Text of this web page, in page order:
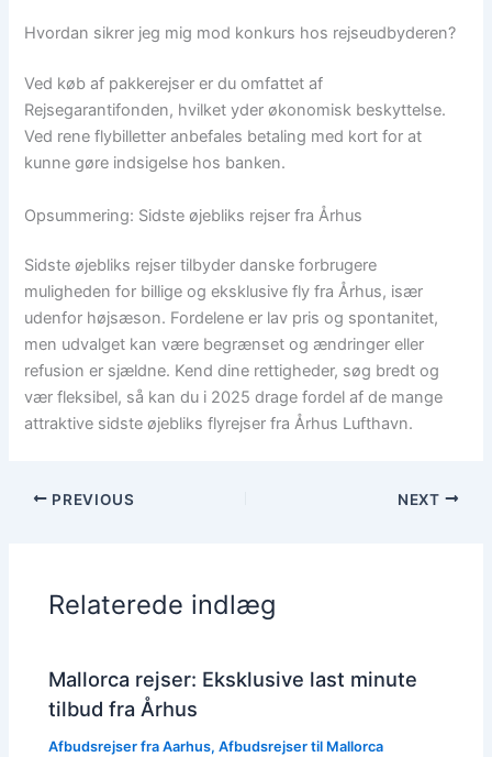
Hvordan sikrer jeg mig mod konkurs hos rejseudbyderen?
Ved køb af pakkerejser er du omfattet af
Rejsegarantifonden, hvilket yder økonomisk beskyttelse.
Ved rene flybilletter anbefales betaling med kort for at
kunne gøre indsigelse hos banken.
Opsummering: Sidste øjebliks rejser fra Århus
Sidste øjebliks rejser tilbyder danske forbrugere
muligheden for billige og eksklusive fly fra Århus, især
udenfor højsæson. Fordelene er lav pris og spontanitet,
men udvalget kan være begrænset og ændringer eller
refusion er sjældne. Kend dine rettigheder, søg bredt og
vær fleksibel, så kan du i 2025 drage fordel af de mange
attraktive sidste øjebliks flyrejser fra Århus Lufthavn.
PREVIOUS NEXT
Relaterede indlæg
Mallorca rejser: Eksklusive last minute
tilbud fra Århus
Afbudsrejser fra Aarhus,Afbudsrejser til Mallorca